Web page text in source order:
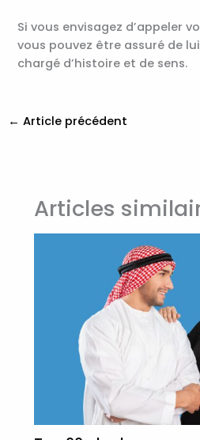
Si vous envisagez d’appeler
vous pouvez être assuré de
chargé d’histoire et de sens.
← Article précédent
Articles